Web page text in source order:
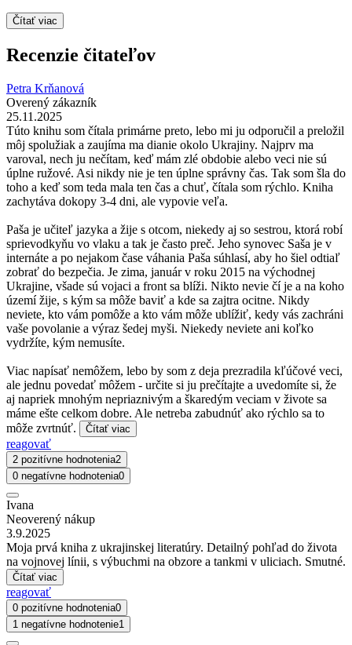
Čítať viac
Recenzie čitateľov
Petra Krňanová
Overený zákazník
25.11.2025
Túto knihu som čítala primárne preto, lebo mi ju odporučil a preložil
môj spolužiak a zaujíma ma dianie okolo Ukrajiny. Najprv ma
varoval, nech ju nečítam, keď mám zlé obdobie alebo veci nie sú
úplne ružové. Asi nikdy nie je ten úplne správny čas. Tak som šla do
toho a keď som teda mala ten čas a chuť, čítala som rýchlo. Kniha
zachytáva dokopy 3-4 dni, ale vypovie veľa.
Paša je učiteľ jazyka a žije s otcom, niekedy aj so sestrou, ktorá robí
sprievodkyňu vo vlaku a tak je často preč. Jeho synovec Saša je v
internáte a po nejakom čase váhania Paša súhlasí, aby ho šiel odtiaľ
zobrať do bezpečia. Je zima, január v roku 2015 na východnej
Ukrajine, všade sú vojaci a front sa blíži. Nikto nevie čí je a na koho
území žije, s kým sa môže baviť a kde sa zajtra ocitne. Nikdy
neviete, kto vám pomôže a kto vám môže ublížiť, kedy vás zachráni
vaše povolanie a výraz šedej myši. Niekedy neviete ani koľko
vydržíte, kým nemusíte.
Viac napísať nemôžem, lebo by som z deja prezradila kľúčové veci,
ale jednu povedať môžem - určite si ju prečítajte a uvedomíte si, že
aj napriek mnohým nepriaznivým a škaredým veciam v živote sa
máme ešte celkom dobre. Ale netreba zabudnúť ako rýchlo sa to
môže zvrtnúť.
Čítať viac
reagovať
2 pozitívne hodnotenia2
0 negatívne hodnotenia0
Ivana
Neoverený nákup
3.9.2025
Moja prvá kniha z ukrajinskej literatúry. Detailný pohľad do života
na vojnovej línii, s výbuchmi na obzore a tankmi v uliciach. Smutné.
Čítať viac
reagovať
0 pozitívne hodnotenia0
1 negatívne hodnotenie1